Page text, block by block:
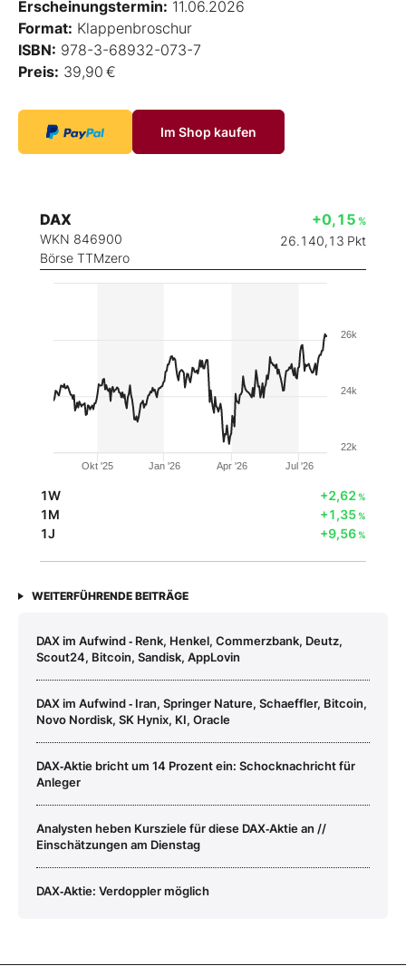
Erscheinungstermin: 11.06.2026
Format: Klappenbroschur
ISBN: 978-3-68932-073-7
Preis: 39,90 €
Im Shop kaufen
DAX
WKN 846900
Börse TTMzero
+0,15 %
26.140,13 Pkt
Okt '25 Jan '26 Apr '26 Jul '26
22k
24k
26k
1W +2,62%
1M +1,35%
1J +9,56%
WEITERFÜHRENDE BEITRÄGE
DAX im Aufwind ‑ Renk, Henkel, Commerzbank, Deutz,
Scout24, Bitcoin, Sandisk, AppLovin
DAX im Aufwind ‑ Iran, Springer Nature, Schaeffler, Bitcoin,
Novo Nordisk, SK Hynix, KI, Oracle
DAX‑Aktie bricht um 14 Prozent ein: Schocknachricht für
Anleger
Analysten heben Kursziele für diese DAX‑Aktie an //
Einschätzungen am Dienstag
DAX‑Aktie: Verdoppler möglich